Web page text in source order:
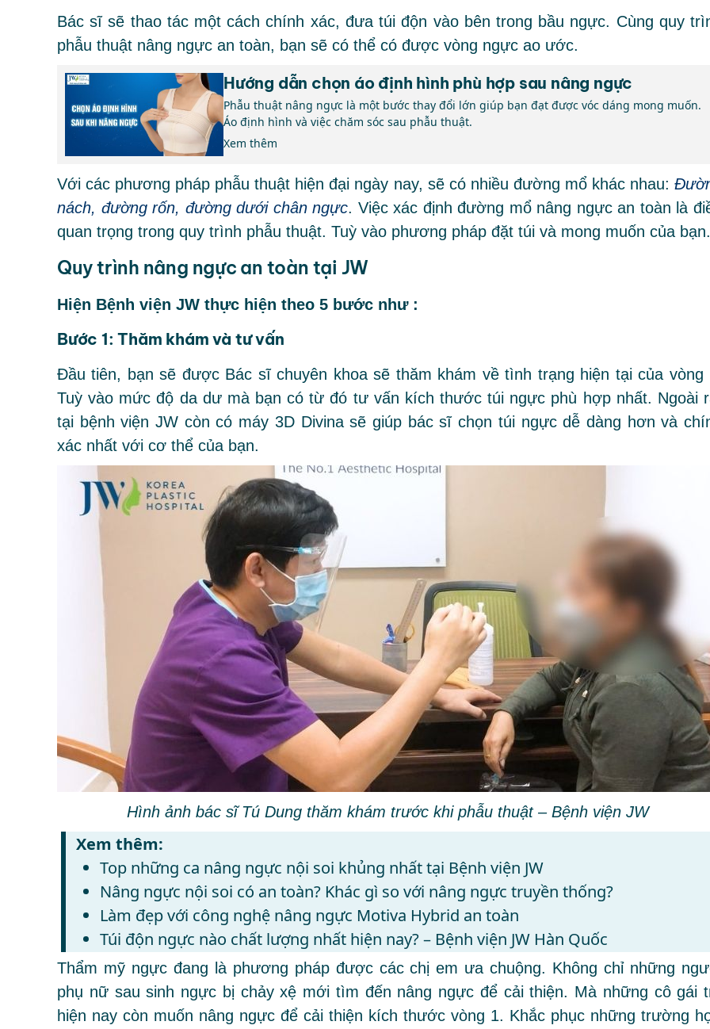
Bác sĩ sẽ thao tác một cách chính xác, đưa túi độn vào bên trong bầu ngực. Cùng quy
phẫu thuật nâng ngực an toàn, bạn sẽ có thể có được vòng ngực ao ước.
Hướng dẫn chọn áo định hình phù hợp sau nâng ngực
Phẫu thuật nâng ngực là một bước thay đổi lớn giúp bạn đạt được vóc dáng mong muốn.
Áo định hình và việc chăm sóc sau phẫu thuật.
Xem thêm
Với các phương pháp phẫu thuật hiện đại ngày nay, sẽ có nhiều đường mổ khác nhau:
nách, đường rốn, đường dưới chân ngực. Việc xác định đường mổ nâng ngực an toàn là
quan trọng trong quy trình phẫu thuật. Tuỳ vào phương pháp đặt túi và mong muốn của bạn.
Quy trình nâng ngực an toàn tại JW
Hiện Bệnh viện JW thực hiện theo 5 bước như :
Bước 1: Thăm khám và tư vấn
Đầu tiên, bạn sẽ được Bác sĩ chuyên khoa sẽ thăm khám về tình trạng hiện tại của vòng
Tuỳ vào mức độ da dư mà bạn có từ đó tư vấn kích thước túi ngực phù hợp nhất. Ngoài
tại bệnh viện JW còn có máy 3D Divina sẽ giúp bác sĩ chọn túi ngực dễ dàng hơn và
xác nhất với cơ thể của bạn.
Hình ảnh bác sĩ Tú Dung thăm khám trước khi phẫu thuật – Bệnh viện JW
Xem thêm:
Top những ca nâng ngực nội soi khủng nhất tại Bệnh viện JW
Nâng ngực nội soi có an toàn? Khác gì so với nâng ngực truyền thống?
Làm đẹp với công nghệ nâng ngực Motiva Hybrid an toàn
Túi độn ngực nào chất lượng nhất hiện nay? – Bệnh viện JW Hàn Quốc
Thẩm mỹ ngực đang là phương pháp được các chị em ưa chuộng. Không chỉ những
phụ nữ sau sinh ngực bị chảy xệ mới tìm đến nâng ngực để cải thiện. Mà những cô gái
hiện nay còn muốn nâng ngực để cải thiện kích thước vòng 1. Khắc phục những trường